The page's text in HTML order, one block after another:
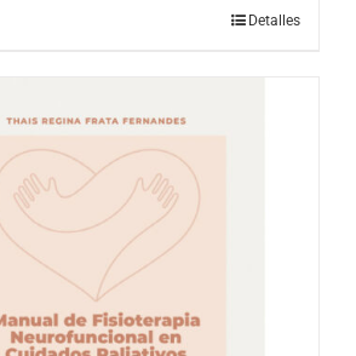
Detalles